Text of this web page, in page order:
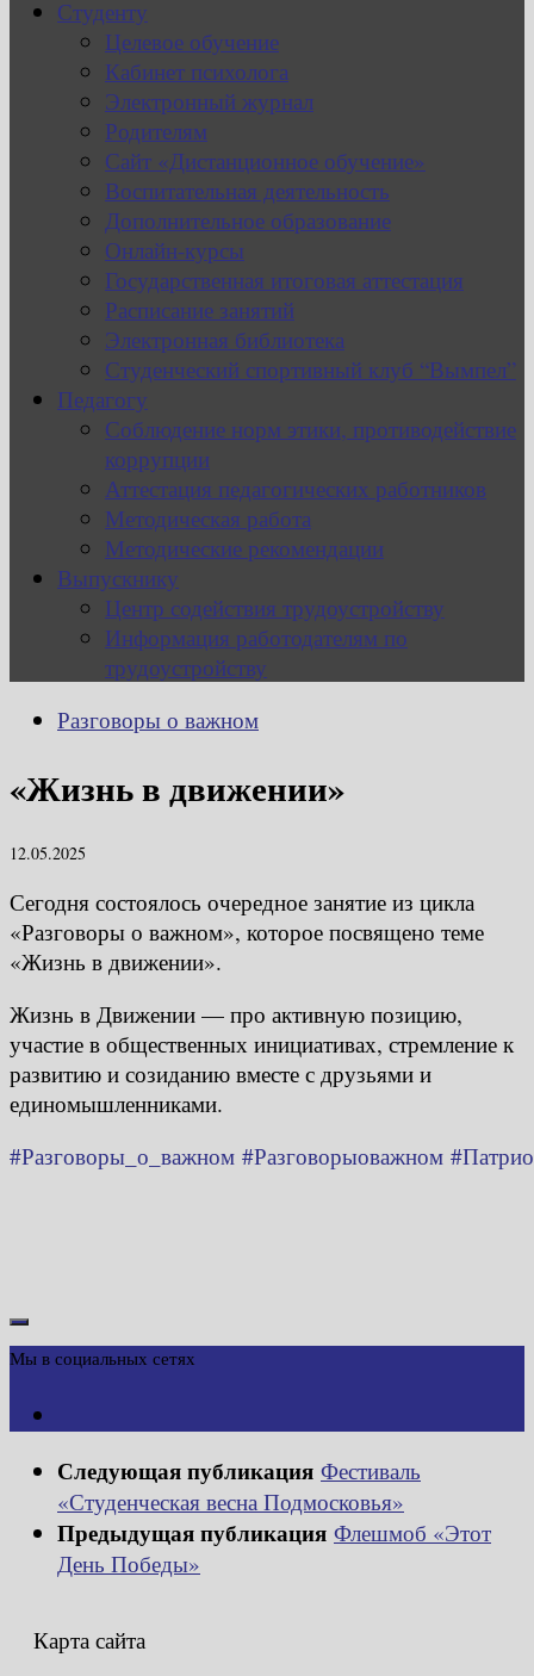
Студенту
Целевое обучение
Кабинет психолога
Электронный журнал
Родителям
Сайт «Дистанционное обучение»
Воспитательная деятельность
Дополнительное образование
Онлайн-курсы
Государственная итоговая аттестация
Расписание занятий
Электронная библиотека
Студенческий спортивный клуб “Вымпел”
Педагогу
Соблюдение норм этики, противодействие
коррупции
Аттестация педагогических работников
Методическая работа
Методические рекомендации
Выпускнику
Центр содействия трудоустройству
Информация работодателям по
трудоустройству
Разговоры о важном
«Жизнь в движении»
12.05.2025
Сегодня состоялось очередное занятие из цикла
«Разговоры о важном», которое посвящено теме
«Жизнь в движении».
Жизнь в Движении — про активную позицию,
участие в общественных инициативах, стремление к
развитию и созиданию вместе с друзьями и
единомышленниками.
#Разговоры_о_важном #Разговорыоважном
Мы в социальных сетях
Следующая публикация Фестиваль
«Студенческая весна Подмосковья»
Предыдущая публикация Флешмоб «Этот
День Победы»
Карта сайта